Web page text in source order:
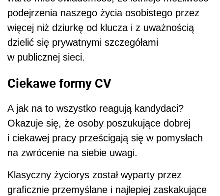
podejrzenia naszego życia osobistego przez
więcej niż dziurkę od klucza i z uważnością
dzielić się prywatnymi szczegółami
w publicznej sieci.
Ciekawe formy CV
A jak na to wszystko reagują kandydaci?
Okazuje się, że osoby poszukujące dobrej
i ciekawej pracy prześcigają się w pomysłach
na zwrócenie na siebie uwagi.
Klasyczny życiorys został wyparty przez
graficznie przemyślane i najlepiej zaskakujące